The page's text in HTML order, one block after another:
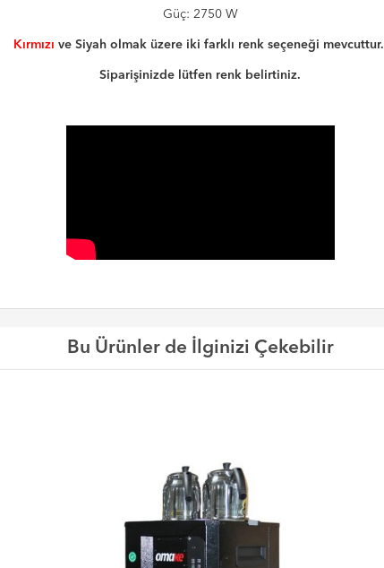
Güç: 2750 W
Kırmızı ve Siyah olmak üzere iki farklı renk seçeneği mevcuttur.
Siparişinizde lütfen renk belirtiniz.
Bu Ürünler de İlginizi Çekebilir